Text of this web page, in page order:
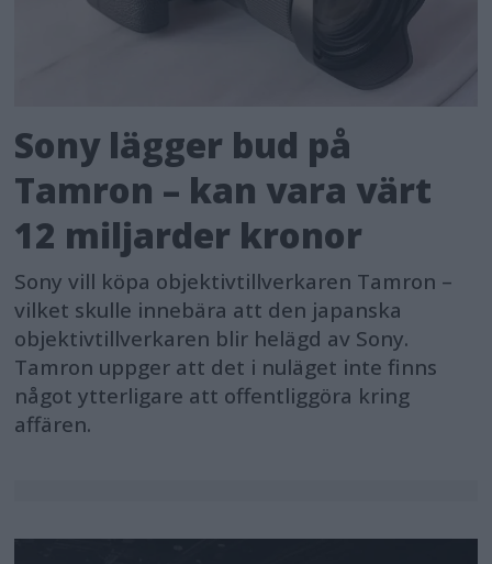
Sony lägger bud på
Tamron – kan vara värt
12 miljarder kronor
Sony vill köpa objektivtillverkaren Tamron –
vilket skulle innebära att den japanska
objektivtillverkaren blir helägd av Sony.
Tamron uppger att det i nuläget inte finns
något ytterligare att offentliggöra kring
affären.